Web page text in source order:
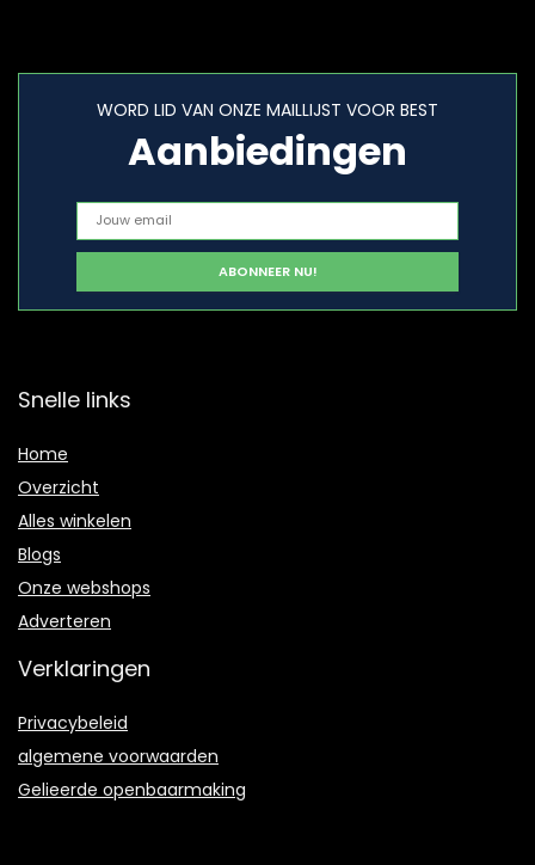
WORD LID VAN ONZE MAILLIJST VOOR BEST
Aanbiedingen
Snelle links
Home
Overzicht
Alles winkelen
Blogs
Onze webshops
Adverteren
Verklaringen
Privacybeleid
algemene voorwaarden
Gelieerde openbaarmaking